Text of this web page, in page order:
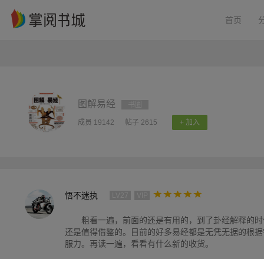
首页
图解易经
成员 19142 帖子 2615 + 加入
悟不迷执
粗看一遍，前面的还是有用的，到了卦经解释的
还是值得借鉴的。目前的好多易经都是无凭无据的根
服力。再读一遍，看看有什么新的收货。